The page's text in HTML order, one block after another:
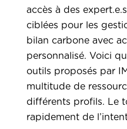
accès à des
ciblées pour les
bilan carbone avec
personnalisé. Voici
outils proposés par
multitude de
différents profils. Le
rapidement de